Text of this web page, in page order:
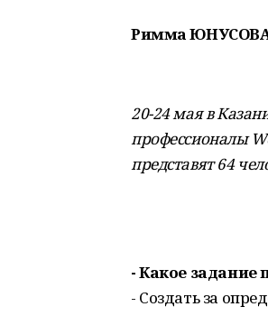
Римма
20-24 мая в
профессионалы
представят 64
- Какое задание
- Создать за